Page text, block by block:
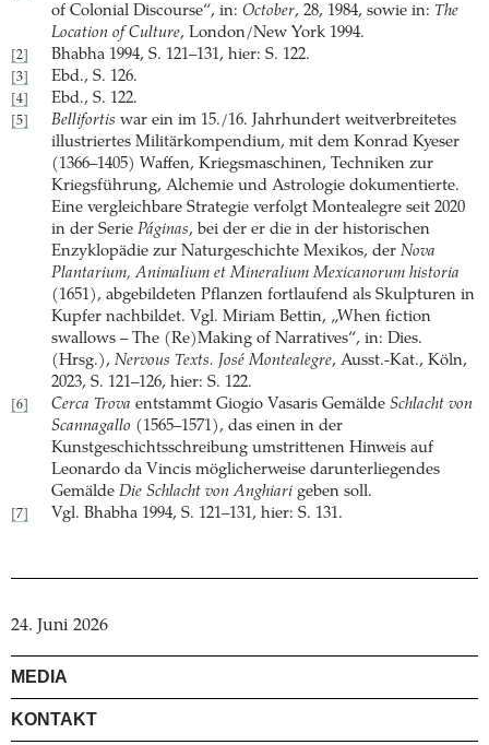
of Colonial Discourse“, in: October, 28, 1984, sowie in: The
Location of Culture, London/New York 1994.
[2] Bhabha 1994, S. 121–131, hier: S. 122.
[3] Ebd., S. 126.
[4] Ebd., S. 122.
[5] Bellifortis war ein im 15./16. Jahrhundert weitverbreitetes
illustriertes Militärkompendium, mit dem Konrad Kyeser
(1366–1405) Waffen, Kriegsmaschinen, Techniken zur
Kriegsführung, Alchemie und Astrologie dokumentierte.
Eine vergleichbare Strategie verfolgt Montealegre seit 2020
in der Serie Páginas, bei der er die in der historischen
Enzyklopädie zur Naturgeschichte Mexikos, der Nova
Plantarium, Animalium et Mineralium Mexicanorum historia
(1651), abgebildeten Pflanzen fortlaufend als Skulpturen in
Kupfer nachbildet. Vgl. Miriam Bettin, „When fiction
swallows – The (Re)Making of Narratives“, in: Dies.
(Hrsg.), Nervous Texts. José Montealegre, Ausst.-Kat., Köln,
2023, S. 121–126, hier: S. 122.
[6] Cerca Trova entstammt Giogio Vasaris Gemälde Schlacht von
Scannagallo (1565–1571), das einen in der
Kunstgeschichtsschreibung umstrittenen Hinweis auf
Leonardo da Vincis möglicherweise darunterliegendes
Gemälde Die Schlacht von Anghiari geben soll.
[7] Vgl. Bhabha 1994, S. 121–131, hier: S. 131.
24. Juni 2026
MEDIA
KONTAKT